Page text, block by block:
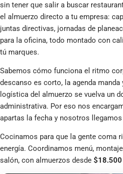
sin tener que salir a buscar
el almuerzo directo a tu empresa:
juntas directivas, jornadas de
para la oficina, todo montado con
tú marques.
Sabemos cómo funciona el ritmo
descanso es corto, la agenda manda
logística del almuerzo se vuelva un
administrativa. Por eso nos
apartas la fecha y nosotros
Cocinamos para que la gente coma
energía. Coordinamos menú,
salón, con almuerzos desde $18.500